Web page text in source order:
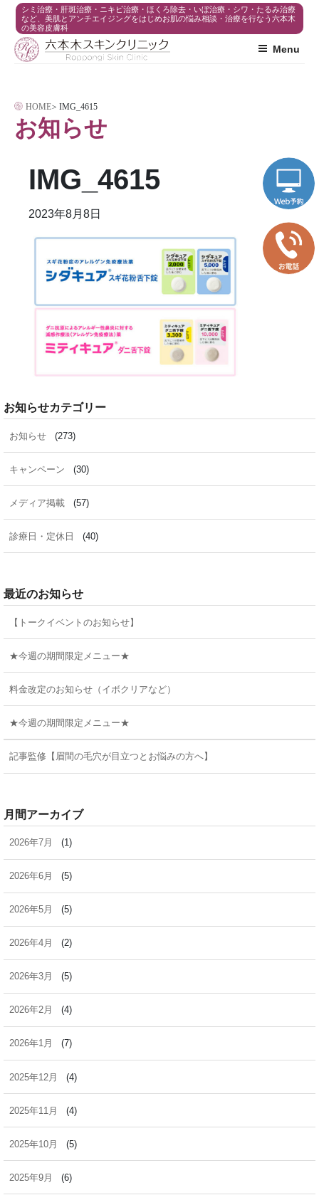
シミ治療・肝斑治療・ニキビ治療・ほくろ除去・いぼ治療・シワ・たるみ治療
など、美肌とアンチエイジングをはじめお肌の悩み相談・治療を行なう六本木
の美容皮膚科
Menu
HOME> IMG_4615
お知らせ
IMG_4615
2023年8月8日
お知らせカテゴリー
お知らせ (273)
キャンペーン (30)
メディア掲載 (57)
診療日・定休日 (40)
最近のお知らせ
【トークイベントのお知らせ】
★今週の期間限定メニュー★
料金改定のお知らせ（イボクリアなど）
★今週の期間限定メニュー★
記事監修【眉間の毛穴が目立つとお悩みの方へ】
月間アーカイブ
2026年7月 (1)
2026年6月 (5)
2026年5月 (5)
2026年4月 (2)
2026年3月 (5)
2026年2月 (4)
2026年1月 (7)
2025年12月 (4)
2025年11月 (4)
2025年10月 (5)
2025年9月 (6)